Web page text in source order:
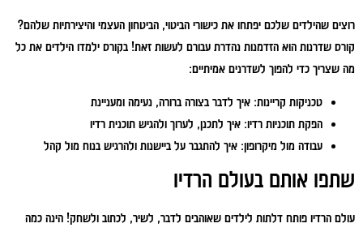
רוצים שהילדים שלכם יפתחו את כישורי הביטוי, הביטחון העצמי והיצירתיות שלהם?
קורס שדרנות הוא הזדמנות נהדרת עבורם לעשות זאת! בקורס ילמדו הילדים את כל
מה שצריך כדי להפוך לשדרנים אמיתיים:
טכניקות קריינות: איך לדבר בצורה ברורה, נעימה ומעניינת
הפקת תוכניות רדיו: איך לתכנן, לערוך ולהגיש תוכנית רדיו
עבודה מול מיקרופון: איך להתגבר על ביישנות ולהרגיש בנוח מול קהל
שתפו אותם בעולם הרדיו
עולם הרדיו פותח דלתות לילדים שאוהבים לדבר, לשיר, לכתוב ולשחק! הינה כמה